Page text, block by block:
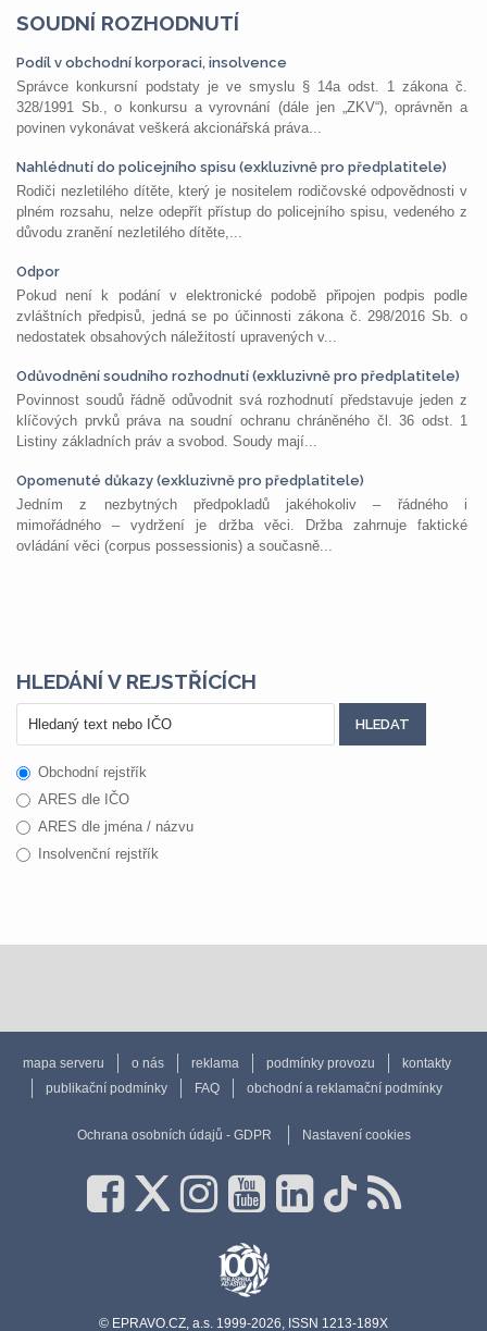
SOUDNÍ ROZHODNUTÍ
Podíl v obchodní korporaci, insolvence
Správce konkursní podstaty je ve smyslu § 14a odst. 1 zákona č.
328/1991 Sb., o konkursu a vyrovnání (dále jen „ZKV“), oprávněn a
povinen vykonávat veškerá akcionářská práva...
Nahlédnutí do policejního spisu (exkluzivně pro předplatitele)
Rodiči nezletilého dítěte, který je nositelem rodičovské odpovědnosti v
plném rozsahu, nelze odepřít přístup do policejního spisu, vedeného z
důvodu zranění nezletilého dítěte,...
Odpor
Pokud není k podání v elektronické podobě připojen podpis podle
zvláštních předpisů, jedná se po účinnosti zákona č. 298/2016 Sb. o
nedostatek obsahových náležitostí upravených v...
Odůvodnění soudního rozhodnutí (exkluzivně pro předplatitele)
Povinnost soudů řádně odůvodnit svá rozhodnutí představuje jeden z
klíčových prvků práva na soudní ochranu chráněného čl. 36 odst. 1
Listiny základních práv a svobod. Soudy mají...
Opomenuté důkazy (exkluzivně pro předplatitele)
Jedním z nezbytných předpokladů jakéhokoliv – řádného i
mimořádného – vydržení je držba věci. Držba zahrnuje faktické
ovládání věci (corpus possessionis) a současně...
HLEDÁNÍ V REJSTŘÍCÍCH
Obchodní rejstřík
ARES dle IČO
ARES dle jména / názvu
Insolvenční rejstřík
mapa serveru o nás reklama podmínky provozu
kontakty
publikační podmínky
FAQ obchodní a reklamační podmínky
Ochrana osobních údajů - GDPR Nastavení cookies
© EPRAVO.CZ, a.s. 1999-2026, ISSN 1213-189X